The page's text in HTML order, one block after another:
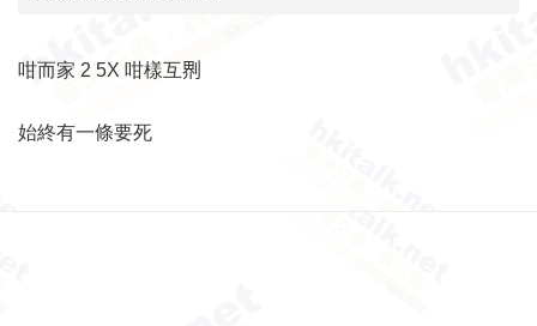
咁而家 2 5X 咁樣互𠝹
始終有一條要死